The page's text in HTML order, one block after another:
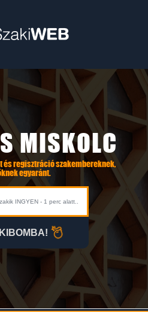
MISKOLC
és regisztráció szakembereknek,
egyaránt.